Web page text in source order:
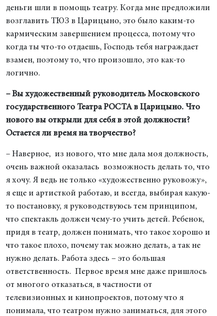
деньги шли в помощь театру. Когда мне предложили
возглавить ТЮЗ в Царицыно, это было каким-то
кармическим завершением процесса, потому что
когда ты что-то отдаешь, Господь тебя награждает
взамен, поэтому то, что произошло, это как-то
логично.
– Вы художественный руководитель Московского
государственного Театра РОСТА в Царицыно. Что
нового вы открыли для себя в этой должности?
Остается ли время на творчество?
– Наверное, из нового, что мне дала моя должность,
очень важной оказалась возможность делать то, что
я хочу. Я ведь не только «художественно руковожу»,
я еще и артисткой работаю, и всегда, выбирая какую-
то постановку, я руководствуюсь тем принципом,
что спектакль должен чему-то учить детей. Ребенок,
придя в театр, должен понимать, что такое хорошо и
что такое плохо, почему так можно делать, а так не
нужно делать. Работа здесь – это большая
ответственность. Первое время мне даже пришлось
от многого отказаться, в частности от
телевизионных и кинопроектов, потому что я
понимала, что театром нужно заниматься, для этого